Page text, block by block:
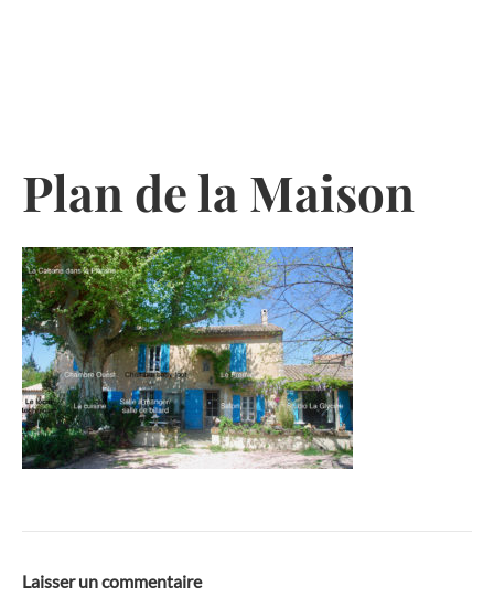
Plan de la Maison
Laisser un commentaire